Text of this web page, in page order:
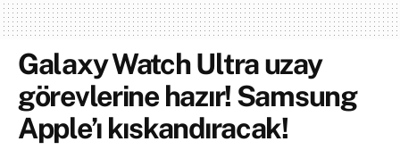
Galaxy Watch Ultra uzay
görevlerine hazır! Samsung
Apple’ı kıskandıracak!